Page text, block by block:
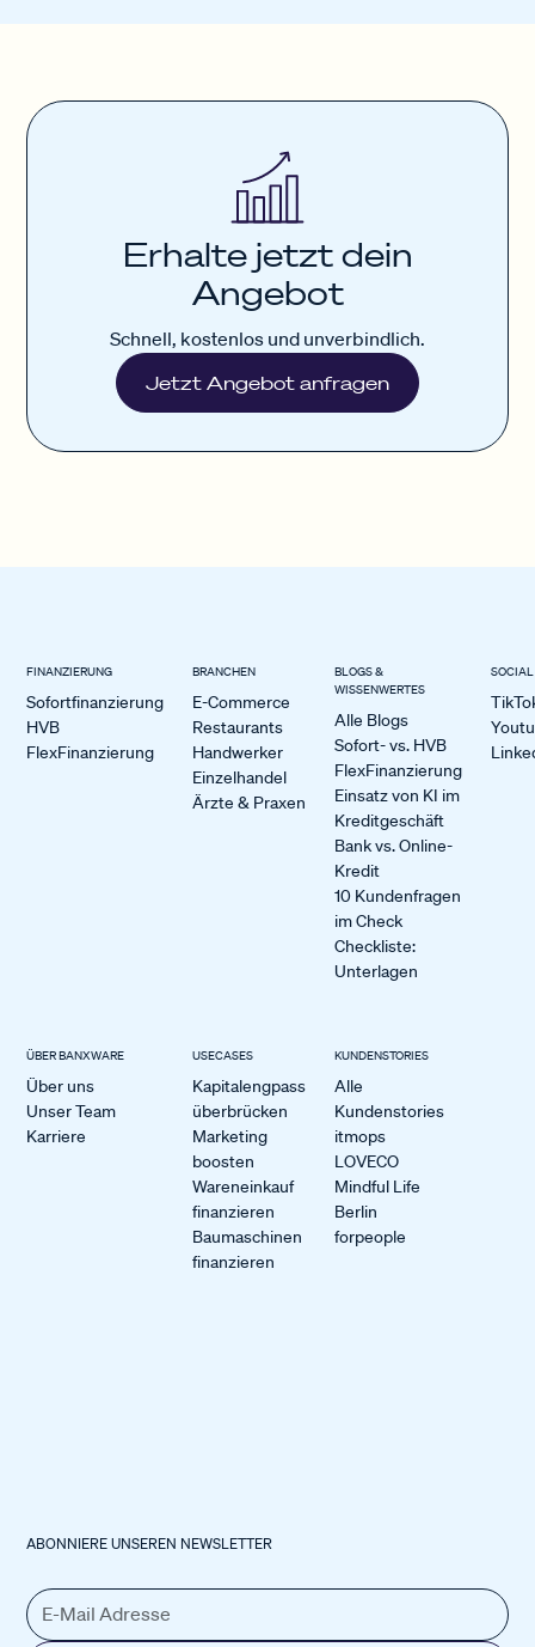
Erhalte jetzt dein
Angebot
Schnell, kostenlos und unverbindlich.
Jetzt Angebot anfragen
FINANZIERUNG
Sofortfinanzierung
HVB
FlexFinanzierung
BRANCHEN
E-Commerce
Restaurants
Handwerker
Einzelhandel
Ärzte & Praxen
BLOGS &
WISSENWERTES
Alle Blogs
Sofort- vs. HVB
FlexFinanzierung
Einsatz von KI im
Kreditgeschäft
Bank vs. Online-
Kredit
10 Kundenfragen
im Check
Checkliste:
Unterlagen
ÜBER BANXWARE
Über uns
Unser Team
Karriere
USECASES
Kapitalengpass
überbrücken
Marketing
boosten
Wareneinkauf
finanzieren
Baumaschinen
finanzieren
KUNDENSTORIES
Alle
Kundenstories
itmops
LOVECO
Mindful Life
Berlin
forpeople
ABONNIERE UNSEREN NEWSLETTER